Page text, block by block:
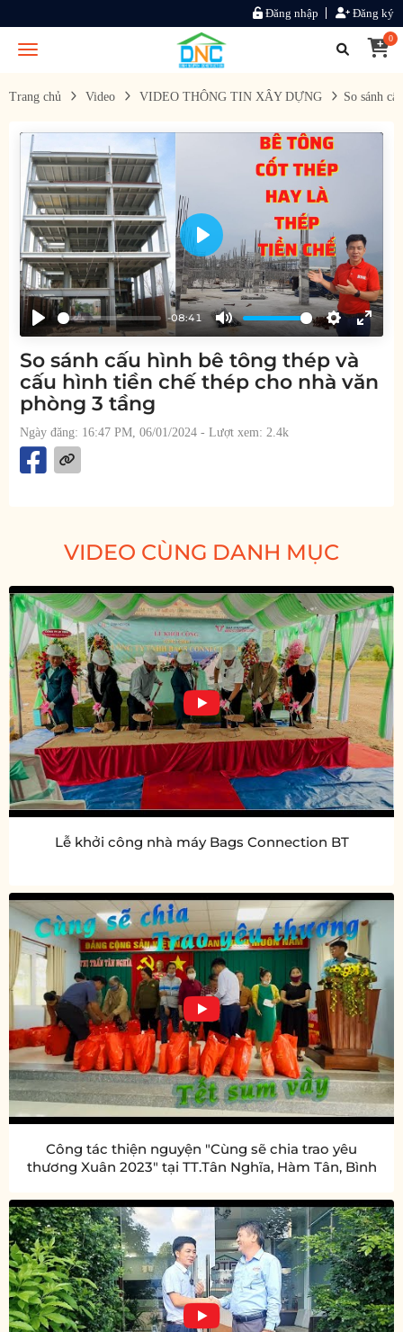
Đăng nhập Đăng ký
0
Trang chủ Video VIDEO THÔNG TIN XÂY DỰNG So sánh
Play
-08:41
Mute Settings
Enter
Play
So sánh cấu hình bê tông thép và
cấu hình tiền chế thép cho nhà văn
phòng 3 tầng
Ngày đăng: 16:47 PM, 06/01/2024 - Lượt xem: 2.4k
VIDEO CÙNG DANH MỤC
Lễ khởi công nhà máy Bags Connection BT
Công tác thiện nguyện "Cùng sẽ chia trao yêu
thương Xuân 2023" tại TT.Tân Nghĩa, Hàm Tân, Bình